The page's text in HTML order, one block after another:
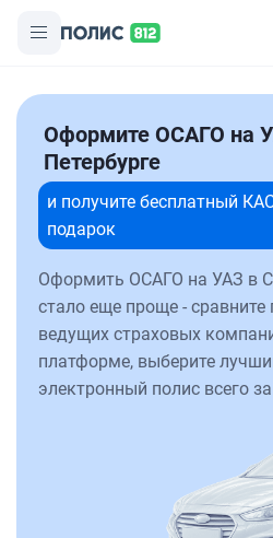
Оформите ОСАГО на
Петербурге
и получите бесплатный
подарок
Оформить ОСАГО на УАЗ в
стало еще проще -
ведущих страховых
платформе, выберите
электронный полис всего